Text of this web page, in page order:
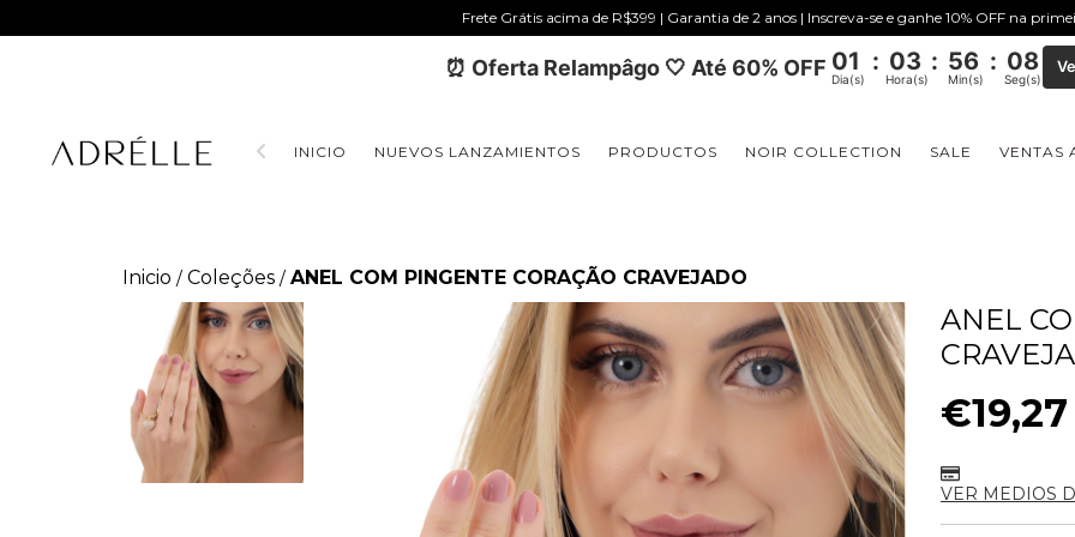
Frete Grátis acima de R$399 | Garantia de 2 anos | Inscreva-se e ganhe 10% OFF na
⏰ Oferta Relampâgo 🤍 Até 60% OFF 01 : 03 : 56 : 08
Dia(s) Hora(s) Min(s) Seg(s)
INICIO NUEVOS LANZAMIENTOS PRODUCTOS NOIR COLLECTION SALE VENTAS
Inicio / Coleções / ANEL COM PINGENTE CORAÇÃO CRAVEJADO
ANEL
€19,27
VER MEDIOS